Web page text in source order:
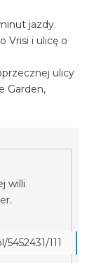
jazdy.
Vrisi i ulicę o
ulicy
Garden,
willi
111